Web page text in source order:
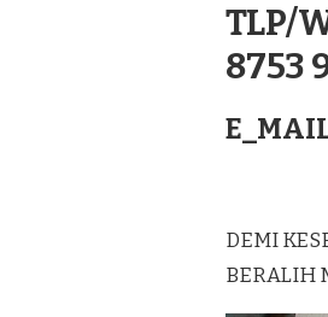
TLP/
8753
DEMI
BERALIH